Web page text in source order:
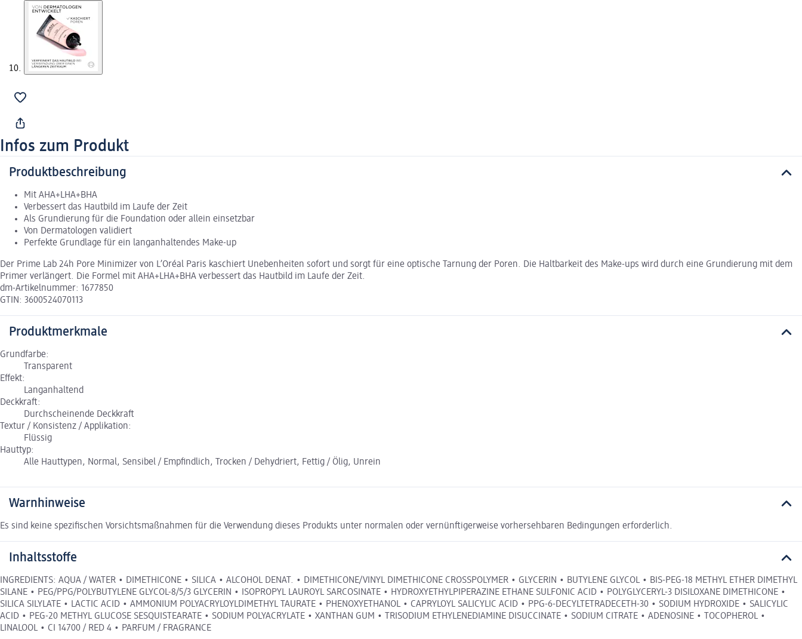
Infos zum Produkt
Produktbeschreibung
Mit AHA+LHA+BHA
Verbessert das Hautbild im Laufe der Zeit
Als Grundierung für die Foundation oder allein einsetzbar
Von Dermatologen validiert
Perfekte Grundlage für ein langanhaltendes Make-up
Der Prime Lab 24h Pore Minimizer von L’Oréal Paris kaschiert Unebenheiten sofort und sorgt für eine optische Tarnung der Poren. Die Haltbarkeit des Make-ups wird durch eine Grundierung mit dem
Primer verlängert. Die Formel mit AHA+LHA+BHA verbessert das Hautbild im Laufe der Zeit.
dm-Artikelnummer: 1677850
GTIN: 3600524070113
Produktmerkmale
Grundfarbe:
Transparent
Effekt:
Langanhaltend
Deckkraft:
Durchscheinende Deckkraft
Textur / Konsistenz / Applikation:
Flüssig
Hauttyp:
Alle Hauttypen, Normal, Sensibel / Empfindlich, Trocken / Dehydriert, Fettig / Ölig, Unrein
Warnhinweise
Es sind keine spezifischen Vorsichtsmaßnahmen für die Verwendung dieses Produkts unter normalen oder vernünftigerweise vorhersehbaren Bedingungen erforderlich.
Inhaltsstoffe
INGREDIENTS: AQUA / WATER • DIMETHICONE • SILICA • ALCOHOL DENAT. • DIMETHICONE/VINYL DIMETHICONE CROSSPOLYMER • GLYCERIN • BUTYLENE GLYCOL • BIS-PEG-18 METHYL ETHER DIMETHYL
SILANE • PEG/PPG/POLYBUTYLENE GLYCOL-8/5/3 GLYCERIN • ISOPROPYL LAUROYL SARCOSINATE • HYDROXYETHYLPIPERAZINE ETHANE SULFONIC ACID • POLYGLYCERYL-3 DISILOXANE DIMETHICONE •
SILICA SILYLATE • LACTIC ACID • AMMONIUM POLYACRYLOYLDIMETHYL TAURATE • PHENOXYETHANOL • CAPRYLOYL SALICYLIC ACID • PPG-6-DECYLTETRADECETH-30 • SODIUM HYDROXIDE • SALICYLIC
ACID • PEG-20 METHYL GLUCOSE SESQUISTEARATE • SODIUM POLYACRYLATE • XANTHAN GUM • TRISODIUM ETHYLENEDIAMINE DISUCCINATE • SODIUM CITRATE • ADENOSINE • TOCOPHEROL •
LINALOOL • CI 14700 / RED 4 • PARFUM / FRAGRANCE